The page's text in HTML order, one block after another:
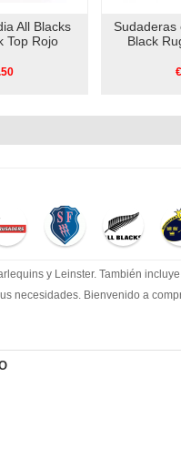
All Blacks
Top Rojo
Sudaderas
Black
y Leinster. También
necesidades. Bienvenido a